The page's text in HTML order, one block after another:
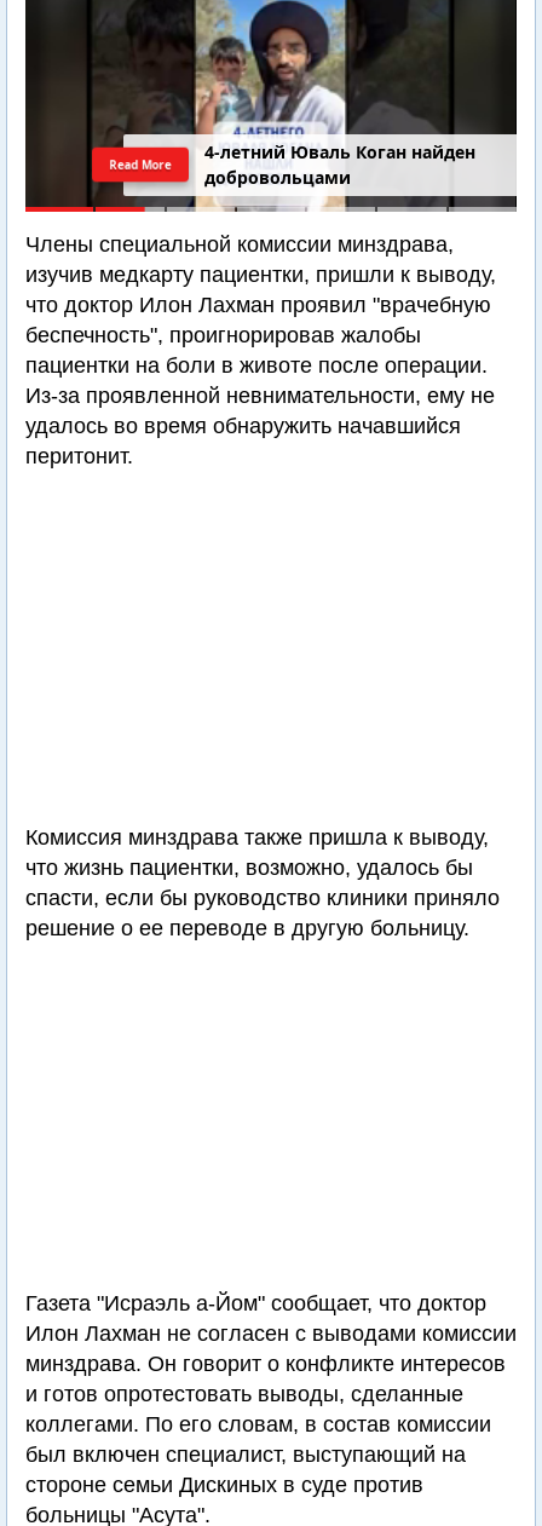
4-летний Юваль Коган найден
добровольцами
Read More
Члены специальной комиссии минздрава,
изучив медкарту пациентки, пришли к выводу,
что доктор Илон Лахман проявил "врачебную
беспечность", проигнорировав жалобы
пациентки на боли в животе после операции.
Из-за проявленной невнимательности, ему не
удалось во время обнаружить начавшийся
перитонит.
Комиссия минздрава также пришла к выводу,
что жизнь пациентки, возможно, удалось бы
спасти, если бы руководство клиники приняло
решение о ее переводе в другую больницу.
Газета "Исраэль а-Йом" сообщает, что доктор
Илон Лахман не согласен с выводами комиссии
минздрава. Он говорит о конфликте интересов
и готов опротестовать выводы, сделанные
коллегами. По его словам, в состав комиссии
был включен специалист, выступающий на
стороне семьи Дискиных в суде против
больницы "Асута".